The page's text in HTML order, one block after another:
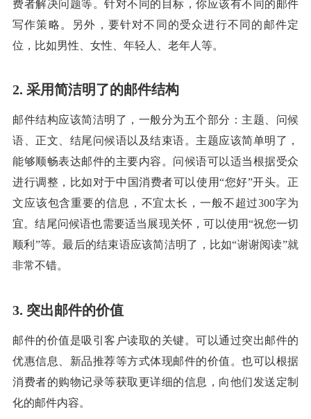
费者解决问题等。针对不同的目标，你应该有不同的邮件
写作策略。另外，要针对不同的受众进行不同的邮件定
位，比如男性、女性、年轻人、老年人等。
2. 采用简洁明了的邮件结构
邮件结构应该简洁明了，一般分为五个部分：主题、问候
语、正文、结尾问候语以及结束语。主题应该简单明了，
能够顺畅表达邮件的主要内容。问候语可以适当根据受众
进行调整，比如对于中国消费者可以使用“您好”开头。正
文应该包含重要的信息，不宜太长，一般不超过300字为
宜。结尾问候语也需要适当展现关怀，可以使用“祝您一切
顺利”等。最后的结束语应该简洁明了，比如“谢谢阅读”就
非常不错。
3. 突出邮件的价值
邮件的价值是吸引客户读取的关键。可以通过突出邮件的
优惠信息、新品推荐等方式体现邮件的价值。也可以根据
消费者的购物记录等获取更详细的信息，向他们发送定制
化的邮件内容。